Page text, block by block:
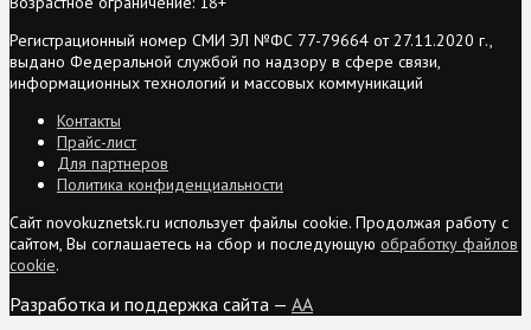
Регистрационный номер СМИ ЭЛ №ФС 77-79664 от 27.11.2020 г.,
выдано Федеральной службой по надзору в сфере связи,
информационных технологий и массовых коммуникаций
Контакты
Прайс-лист
Для партнеров
Политика конфиденциальности
Сайт novokuznetsk.ru использует файлы cookie. Продолжая работу с
сайтом, Вы соглашаетесь на сбор и последующую обработку файлов
cookie.
Разработка и поддержка сайта — AA